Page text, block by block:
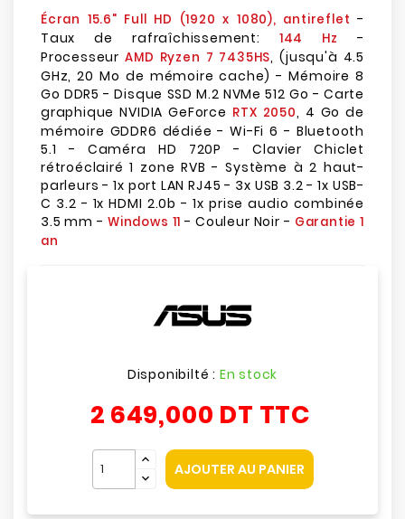
Écran 15.6" Full HD (1920 x 1080), antireflet -
Taux de rafraîchissement: 144 Hz
-
ProcesseurAMD Ryzen 7 7435HS, (jusqu'à 4.5
GHz, 20 Mo de mémoire cache) - Mémoire 8
Go DDR5 - Disque SSD M.2 NVMe 512 Go - Carte
graphique NVIDIA GeForce RTX 2050, 4 Go de
mémoire GDDR6 dédiée - Wi-Fi 6 - Bluetooth
5.1 - Caméra HD 720P - Clavier Chiclet
rétroéclairé 1 zone RVB - Système à 2 haut-
parleurs - 1x port LAN RJ45 - 3x USB 3.2 - 1x USB-
C 3.2 - 1x HDMI 2.0b - 1x prise audio combinée
3.5 mm - Windows 11 - Couleur Noir - Garantie 1
an
Disponibilté : En stock
2 649,000 DT TTC
AJOUTER AU PANIER